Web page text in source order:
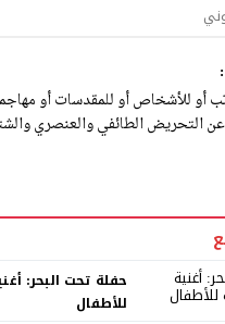
أو للأشخاص أو للمقدسات أو
عن التحريض الطائفي والعنصري
حفلة تحت البحر:
للأطفال